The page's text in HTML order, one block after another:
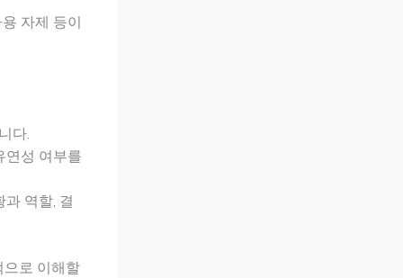
자제 등이
다.
연성 여부를
역할, 결
으로 이해할